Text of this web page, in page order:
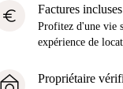
euro Factures incluses
Profitez d'une vie
expérience de
Propriétaire